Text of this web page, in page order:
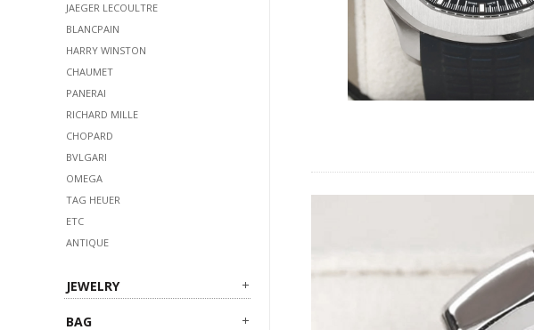
JAEGER LECOULTRE
BLANCPAIN
HARRY WINSTON
CHAUMET
PANERAI
RICHARD MILLE
CHOPARD
BVLGARI
OMEGA
TAG HEUER
ETC
ANTIQUE
JEWELRY
BAG